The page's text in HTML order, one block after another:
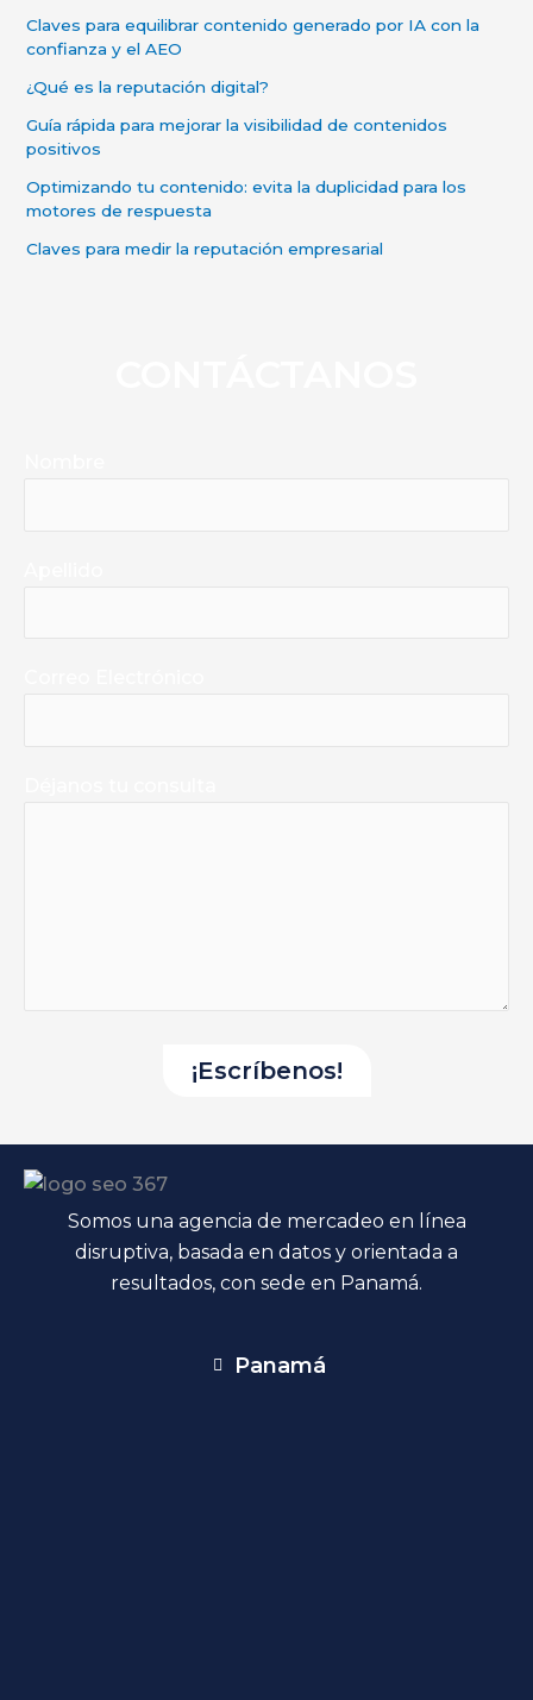
Claves para equilibrar contenido generado por IA con la
confianza y el AEO
¿Qué es la reputación digital?
Guía rápida para mejorar la visibilidad de contenidos
positivos
Optimizando tu contenido: evita la duplicidad para los
motores de respuesta
Claves para medir la reputación empresarial
Somos una agencia de mercadeo en línea
disruptiva, basada en datos y orientada a
resultados, con sede en Panamá.
Panamá